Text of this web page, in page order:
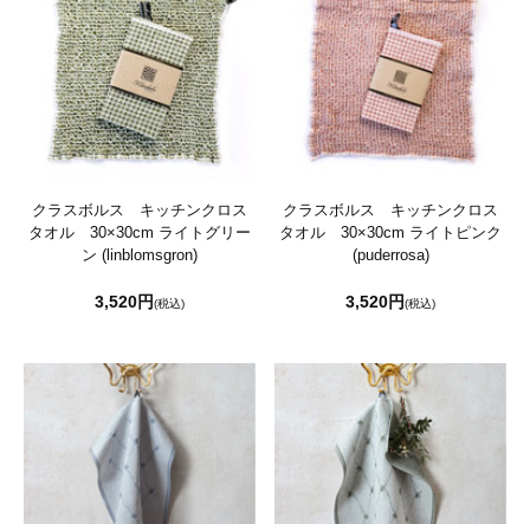
クラスボルス キッチンクロス
タオル 30×30cm ライトグリー
ン (linblomsgron)
3,520円(税込)
クラスボルス キッチンクロス
タオル 30×30cm ライトピンク
(puderrosa)
3,520円(税込)